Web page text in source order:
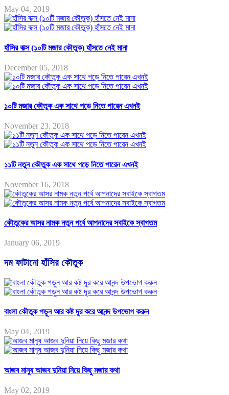
May 04, 2019
হাঁসির বাক্স (১০টি মজার কৌতুক) হাঁসতে নেই মানা
December 05, 2018
১০টি মজার কৌতুক এক সাথে পড়ে নিতে পারেন এখনই
November 23, 2018
১১টি নতুন কৌতুক এক সাথে পড়ে নিতে পারেন এখনই
November 16, 2018
কৌতুকের আসর নামক নতুন পর্বে আপনাদের সবাইকে স্বাগতম
January 06, 2019
দম ফাটানো হাঁসির কৌতুক
বাংলা কৌতুক পড়ুন আর কষ্ট দূর করে আনন্দ উপভোগ করুন
May 04, 2019
আজব মানুষ আজব দুনিয়া নিয়ে কিছু মজার কথা
May 02, 2019